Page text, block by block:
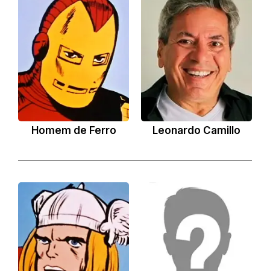
Homem de Ferro Leonardo Camillo